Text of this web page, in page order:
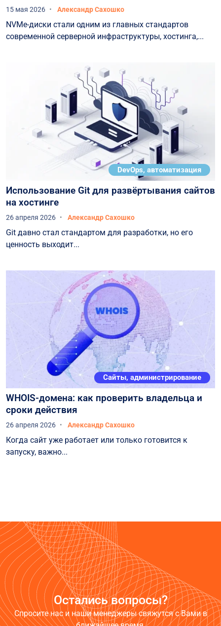
15 мая 2026 Александр Сахошко
NVMe-диски стали одним из главных стандартов
современной серверной инфраструктуры, хостинга,...
DevOps, автоматизация
Использование Git для развёртывания сайтов
на хостинге
26 апреля 2026 Александр Сахошко
Git давно стал стандартом для разработки, но его
ценность выходит...
Сайты, администрирование
WHOIS-домена: как проверить владельца и
сроки действия
26 апреля 2026 Александр Сахошко
Когда сайт уже работает или только готовится к
запуску, важно...
Остались вопросы?
Спросите нас и наши менеджеры свяжутся с Вами в